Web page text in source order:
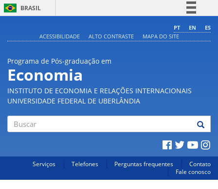
BRASIL
Comunica BR
PT EN
ES
ACESSIBILIDADE
ALTO CONTRASTE MAPA DO SITE
Programa de Pós-graduação em
Economia
INSTITUTO DE ECONOMIA E RELAÇÕES INTERNACIONAIS
UNIVERSIDADE FEDERAL DE UBERLÂNDIA
Serviços Telefones Perguntas frequentes
Contato
Fale conosco